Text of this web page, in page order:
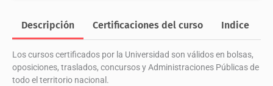
Certificado por
Universidad Católica de Ávila
Duración 150 horas
Créditos 6 ECTS
Modalidad
Online
Certificado por
Descripción Certificaciones del curso Indice
Los cursos certificados por la Universidad son válidos en bolsas,
oposiciones, traslados, concursos y Administraciones Públicas de
todo el territorio nacional.